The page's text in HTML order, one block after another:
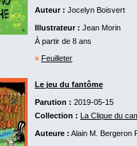
Auteur : Jocelyn Boisvert
Illustrateur : Jean Morin
À partir de 8 ans
» Feuilleter
Le jeu du fantôme
Parution : 2019-05-15
Collection : La Clique du
Auteure : Alain M. Bergeron